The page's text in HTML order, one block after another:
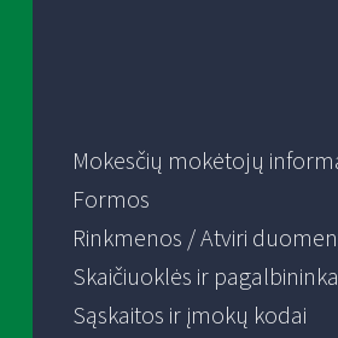
Mokesčių mokėtojų
Formos
Rinkmenos / Atviri
Skaičiuoklės ir
Sąskaitos ir įmokų kodai